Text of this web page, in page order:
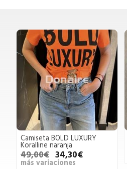
Camiseta BOLD LUXURY
Koralline naranja
49,00€ 34,30€
más variaciones